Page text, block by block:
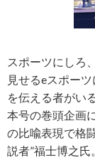
スポーツにしろ
見せるeスポー
を伝える者がい
本号の巻頭企画
の比喩表現で格
説者”福士博之氏。